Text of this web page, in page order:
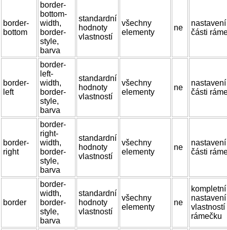
border-
bottom
border-
bottom-
width,
border-
style,
barva
standardní
hodnoty
vlastností
všechny
elementy
ne
části
border-
left
border-
left-
width,
border-
style,
barva
standardní
hodnoty
vlastností
všechny
elementy
ne
části
border-
right
border-
right-
width,
border-
style,
barva
standardní
hodnoty
vlastností
všechny
elementy
ne
části
border
border-
width,
border-
style,
barva
standardní
hodnoty
vlastností
všechny
elementy
ne
kompletní
nastavení
vlastností
rámečku